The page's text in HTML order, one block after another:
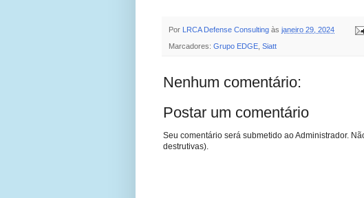
Por LRCA Defense Consulting às janeiro 29, 2024
Marcadores: Grupo EDGE Siatt
Nenhum comentário:
Postar um comentário
Seu comentário será submetido ao Administrador.
destrutivas).